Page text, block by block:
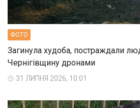
ФОТО
Загинула худоба, постраждали
Чернігівщину дронами
31 ЛИПНЯ 2026, 10:01